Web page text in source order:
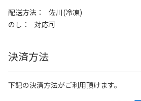
配送方法
佐川(冷凍)
のし
対応可
決済方法
下記の決済方法がご利用頂けます。